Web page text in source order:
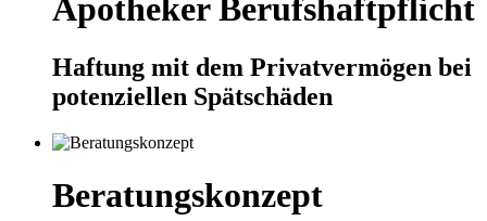
Apotheker Berufshaftpflicht
Haftung mit dem Privatvermögen bei
potenziellen Spätschäden
Beratungskonzept